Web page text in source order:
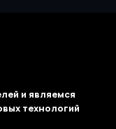
и являемся
технологий